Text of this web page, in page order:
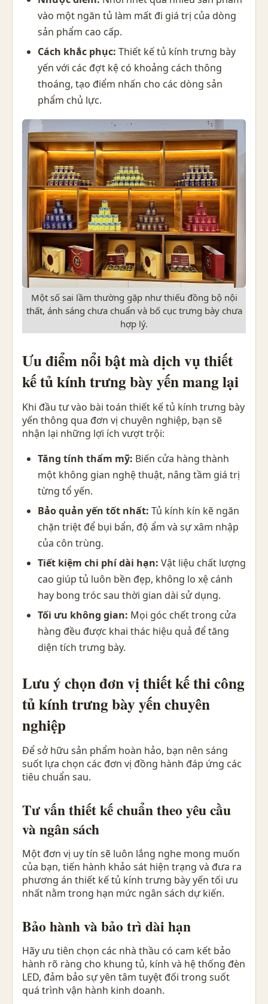
vào một ngăn tủ làm mất đi giá trị của dòng
sản phẩm cao cấp.
Cách khắc phục: Thiết kế tủ kính trưng bày
yến với các đợt kệ có khoảng cách thông
thoáng, tạo điểm nhấn cho các dòng sản
phẩm chủ lực.
Một số sai lầm thường gặp như thiếu đồng bộ nội
thất, ánh sáng chưa chuẩn và bố cục trưng bày chưa
hợp lý.
Ưu điểm nổi bật mà dịch vụ thiết
kế tủ kính trưng bày yến mang lại
Khi đầu tư vào bài toán thiết kế tủ kính trưng bày
yến thông qua đơn vị chuyên nghiệp, bạn sẽ
nhận lại những lợi ích vượt trội:
Tăng tính thẩm mỹ: Biến cửa hàng thành
một không gian nghệ thuật, nâng tầm giá trị
từng tổ yến.
Bảo quản yến tốt nhất: Tủ kính kín kẽ ngăn
chặn triệt để bụi bẩn, độ ẩm và sự xâm nhập
của côn trùng.
Tiết kiệm chi phí dài hạn: Vật liệu chất lượng
cao giúp tủ luôn bền đẹp, không lo xệ cánh
hay bong tróc sau thời gian dài sử dụng.
Tối ưu không gian: Mọi góc chết trong cửa
hàng đều được khai thác hiệu quả để tăng
diện tích trưng bày.
Lưu ý chọn đơn vị thiết kế thi công
tủ kính trưng bày yến chuyên
nghiệp
Để sở hữu sản phẩm hoàn hảo, bạn nên sáng
suốt lựa chọn các đơn vị đồng hành đáp ứng các
tiêu chuẩn sau.
Tư vấn thiết kế chuẩn theo yêu cầu
và ngân sách
Một đơn vị uy tín sẽ luôn lắng nghe mong muốn
của bạn, tiến hành khảo sát hiện trạng và đưa ra
phương án thiết kế tủ kính trưng bày yến tối ưu
nhất nằm trong hạn mức ngân sách dự kiến.
Bảo hành và bảo trì dài hạn
Hãy ưu tiên chọn các nhà thầu có cam kết bảo
hành rõ ràng cho khung tủ, kính và hệ thống đèn
LED, đảm bảo sự yên tâm tuyệt đối trong suốt
quá trình vận hành kinh doanh.